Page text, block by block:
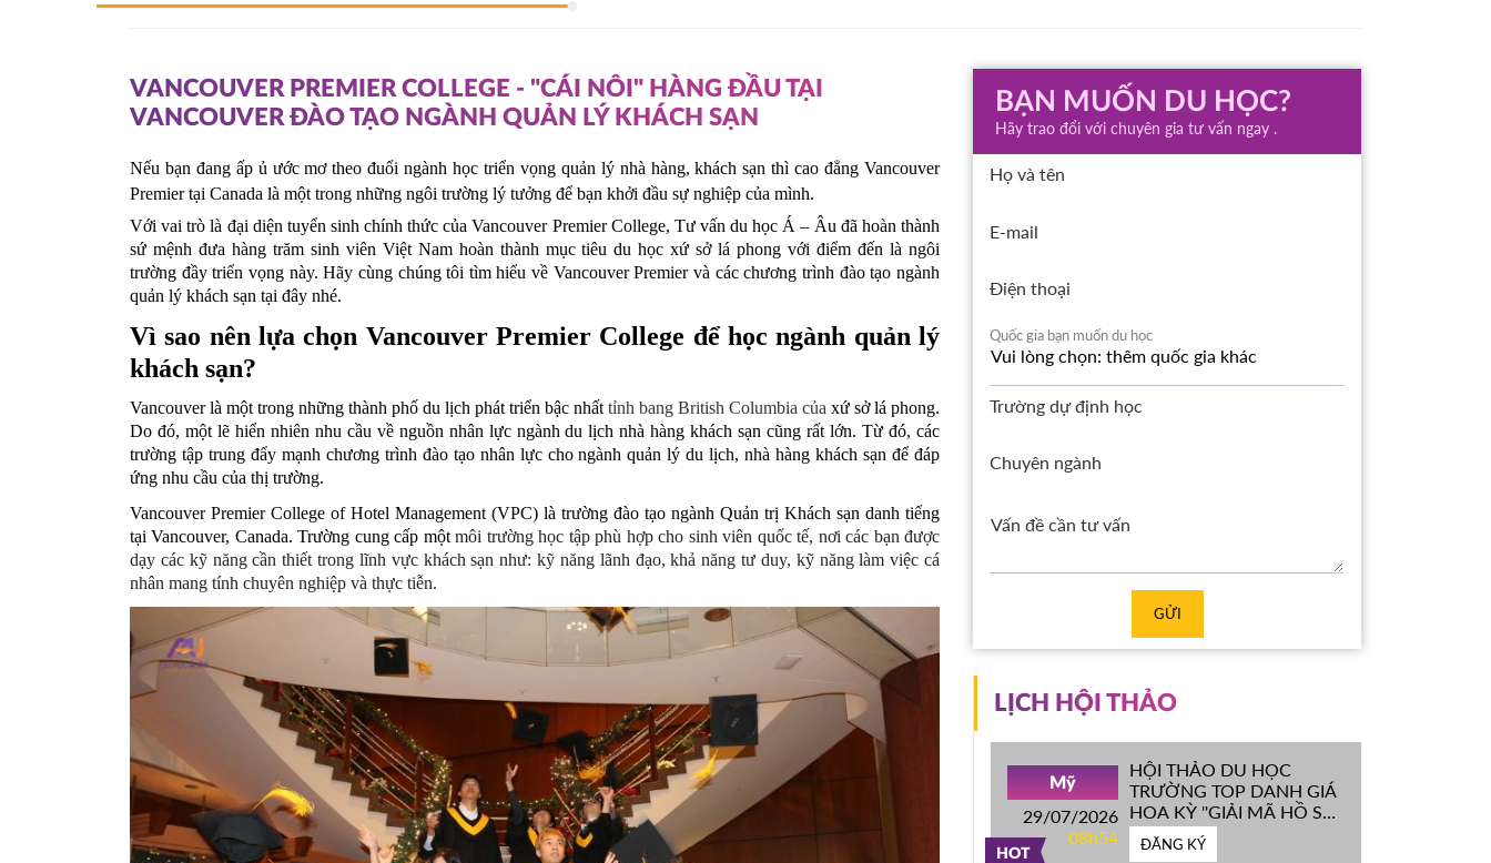
VANCOUVER PREMIER COLLEGE - "CÁI NÔI" HÀNG ĐẦU TẠI
VANCOUVER ĐÀO TẠO NGÀNH QUẢN LÝ KHÁCH SẠN
Nếu bạn đang ấp ủ ước mơ theo đuổi ngành học triển vọng quản lý nhà hàng, khách sạn thì cao đẳng Vancouver
Premier tại Canada là một trong những ngôi trường lý tưởng để bạn khởi đầu sự nghiệp của mình.
Với vai trò là đại diện tuyển sinh chính thức của Vancouver Premier College, Tư vấn du học Á – Âu đã hoàn thành
sứ mệnh đưa hàng trăm sinh viên Việt Nam hoàn thành mục tiêu du học xứ sở lá phong với điểm đến là ngôi
trường đầy triển vọng này. Hãy cùng chúng tôi tìm hiểu về Vancouver Premier và các chương trình đào tạo ngành
quản lý khách sạn tại đây nhé.
Vì sao nên lựa chọn Vancouver Premier College để học ngành quản lý
khách sạn?
Vancouver là một trong những thành phố du lịch phát triển bậc nhất tỉnh bang British Columbia của xứ sở lá phong.
Do đó, một lẽ hiển nhiên nhu cầu về nguồn nhân lực ngành du lịch nhà hàng khách sạn cũng rất lớn. Từ đó, các
trường tập trung đẩy mạnh chương trình đào tạo nhân lực cho ngành quản lý du lịch, nhà hàng khách sạn để đáp
ứng nhu cầu của thị trường.
Vancouver Premier College of Hotel Management (VPC) là trường đào tạo ngành Quản trị Khách sạn danh tiếng
tại Vancouver, Canada. Trường cung cấp một môi trường học tập phù hợp cho sinh viên quốc tế, nơi các bạn được
dạy các kỹ năng cần thiết trong lĩnh vực khách sạn như: kỹ năng lãnh đạo, khả năng tư duy, kỹ năng làm việc cá
nhân mang tính chuyên nghiệp và thực tiễn.
BẠN MUỐN DU HỌC?
Hãy trao đổi với chuyên gia tư vấn ngay .
Họ và tên
E-mail
Điện thoại
Quốc gia bạn muốn du học
Trường dự định học
Chuyên ngành
GỬI
LỊCH HỘI THẢO
HOT
Mỹ
29/07/2026
08h54
HỘI THẢO DU HỌC
TRƯỜNG TOP DANH GIÁ
HOA KỲ ''GIẢI MÃ HỒ SƠ
IVY LEAGUE''
ĐĂNG KÝ